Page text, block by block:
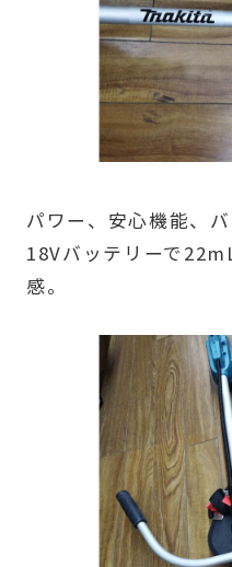
パワー、安心機能、バ
18Vバッテリーで
感。